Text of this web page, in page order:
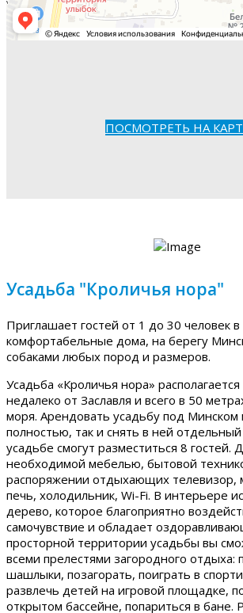
ПОСМОТРЕТЬ НА
Усадьба "Кроличья нора"
Приглашает гостей от 1 до 30 человек в
комфортабельные дома, на берегу
собаками любых пород и размеров.
Усадьба «Кроличья нора»
недалеко от Заславля и всего в 50
моря. Арендовать усадьбу под Минском
полностью, так и снять в ней
усадьбе смогут разместиться 8 гостей.
необходимой мебелью, бытовой
распоряжении отдыхающих телевизор,
печь, холодильник, Wi-Fi. В интерьере
дерево, которое благоприятно
самочувствие и обладает
просторной территории усадьбы вы
всеми прелестями загородного отдыха:
шашлыки, позагорать, поиграть в
развлечь детей на игровой площадке,
открытом бассейне, попариться в бане.